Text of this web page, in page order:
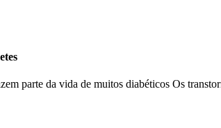
parte da vida de muitos diabéticos Os